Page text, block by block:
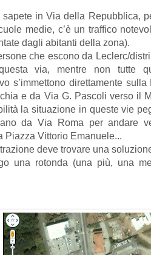
sapete in Via della Repubblica,
medie, c’è un traffico
dagli abitanti della zona).
che escono da Leclerc/
via, mentre non tutte
s’immettono direttamente
e da Via G. Pascoli verso il
la situazione in queste vie
da Via Roma per andare
Piazza Vittorio Emanuele...
deve trovare una
una rotonda (una più, una